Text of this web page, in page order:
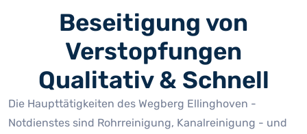
Beseitigung von
Verstopfungen
Qualitativ & Schnell
Die Haupttätigkeiten des Wegberg Ellinghoven -
Notdienstes sind Rohrreinigung, Kanalreinigung - und